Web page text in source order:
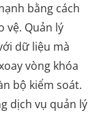
bằng cách
vệ. Quản lý
dữ liệu mà
vòng khóa
bộ kiểm soát.
dịch vụ quản lý